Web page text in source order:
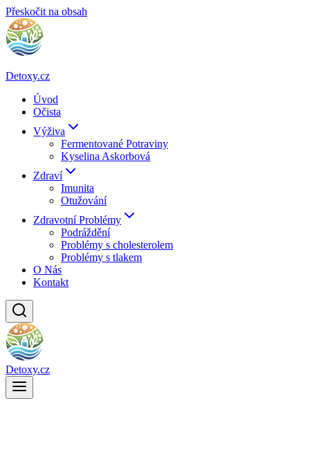
Přeskočit na obsah
Detoxy.cz
Úvod
Očista
Výživa
Fermentované Potraviny
Kyselina Askorbová
Zdraví
Imunita
Otužování
Zdravotní Problémy
Podráždění
Problémy s cholesterolem
Problémy s tlakem
O Nás
Kontakt
Detoxy.cz